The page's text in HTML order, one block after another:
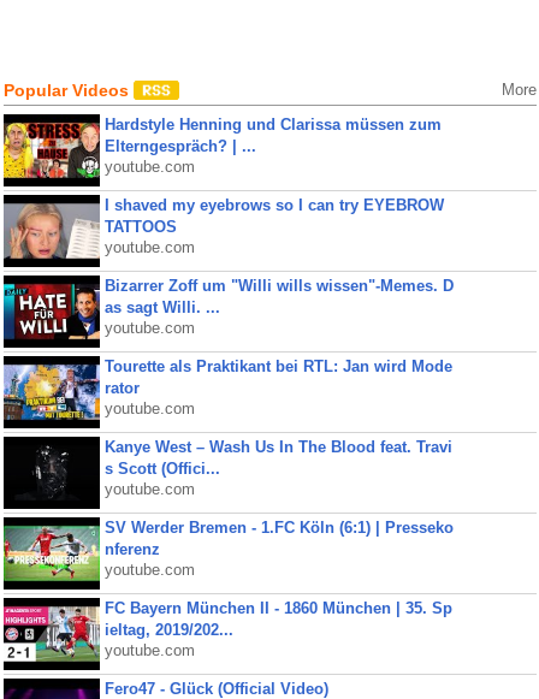
Popular Videos More
Hardstyle Henning und Clarissa müssen zum
Elterngespräch? | ...
youtube.com
I shaved my eyebrows so I can try EYEBROW
TATTOOS
youtube.com
Bizarrer Zoff um "Willi wills wissen"-Memes. D
as sagt Willi. ...
youtube.com
Tourette als Praktikant bei RTL: Jan wird Mode
rator
youtube.com
Kanye West – Wash Us In The Blood feat. Travi
s Scott (Offici...
youtube.com
SV Werder Bremen - 1.FC Köln (6:1) | Presseko
nferenz
youtube.com
FC Bayern München II - 1860 München | 35. Sp
ieltag, 2019/202...
youtube.com
Fero47 - Glück (Official Video)